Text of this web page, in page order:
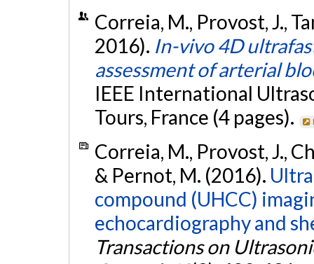
Correia, M., Provost, J.,
2016). In-vivo 4D
assessment of arterial
IEEE International
Tours, France (4 pages).
Correia, M., Provost, J.,
& Pernot, M. (2016).
compound (UHCC)
echocardiography and
Transactions on